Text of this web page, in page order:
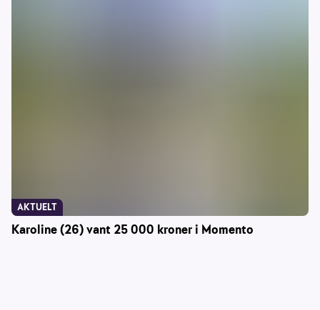
Karoline (26) vant 25 000 kroner i Momento
AKTUELT